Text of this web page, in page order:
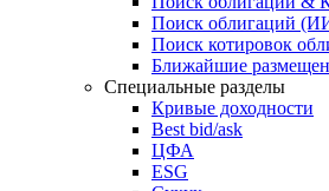
Поиск облигаций
Поиск котировок
Ближайшие
Специальные разделы
Кривые доходности
Best bid/ask
ЦФА
ESG